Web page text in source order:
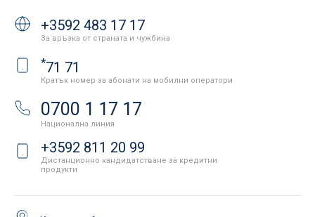
+3592 483 17 17
За връзка от страната и чужбина
*71 71
Кратък номер за абонати на мобилни оператори
0700 1 17 17
Национална линия
+3592 811 20 99
Дистанционно кандидатстване за кредитни
продукти